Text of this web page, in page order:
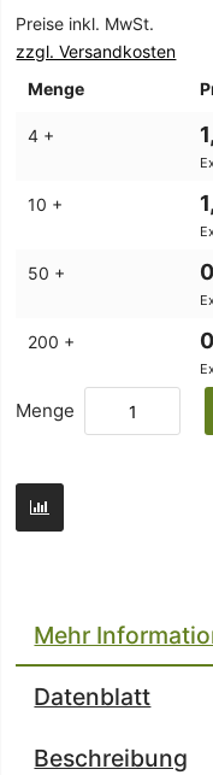
Preise inkl. MwSt.
zzgl. Versandkosten
Menge
4 +
10 +
50 +
200 +
Menge
Mehr
Datenblatt
Beschreibung